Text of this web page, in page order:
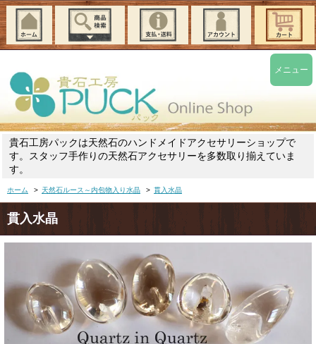
貴石工房パックは天然石のハンドメイドアクセサリーショップで
す。スタッフ手作りの天然石アクセサリーを多数取り揃えていま
す。
ホーム > 天然石ルース～内包物入り水晶 > 貫入水晶
貫入水晶
メニュー